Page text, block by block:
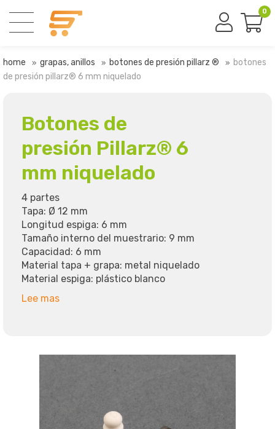
0
home grapas, anillos botones de presión pillarz ®
botones
de presión pillarz® 6 mm niquelado
Botones de
presión Pillarz® 6
mm niquelado
4 partes
Tapa: Ø 12 mm
Longitud espiga: 6 mm
Tamaño interno del muestrario: 9 mm
Capacidad: 6 mm
Material tapa + grapa: metal niquelado
Material espiga: plástico blanco
Lee mas